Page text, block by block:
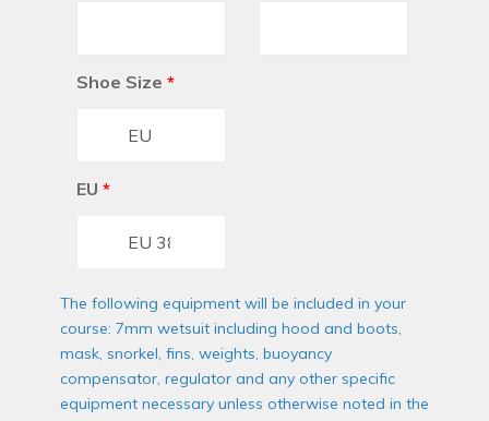
Shoe Size *
EU *
The following equipment will be included in your
course: 7mm wetsuit including hood and boots,
mask, snorkel, fins, weights, buoyancy
compensator, regulator and any other specific
equipment necessary unless otherwise noted in the